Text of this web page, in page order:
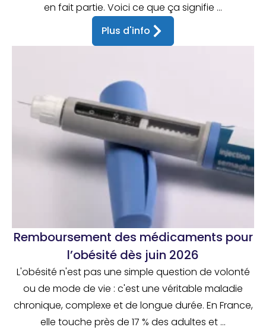
en fait partie. Voici ce que ça signifie ...
Plus d'info
Remboursement des médicaments pour
l’obésité dès juin 2026
L'obésité n'est pas une simple question de volonté
ou de mode de vie : c'est une véritable maladie
chronique, complexe et de longue durée. En France,
elle touche près de 17 % des adultes et ...